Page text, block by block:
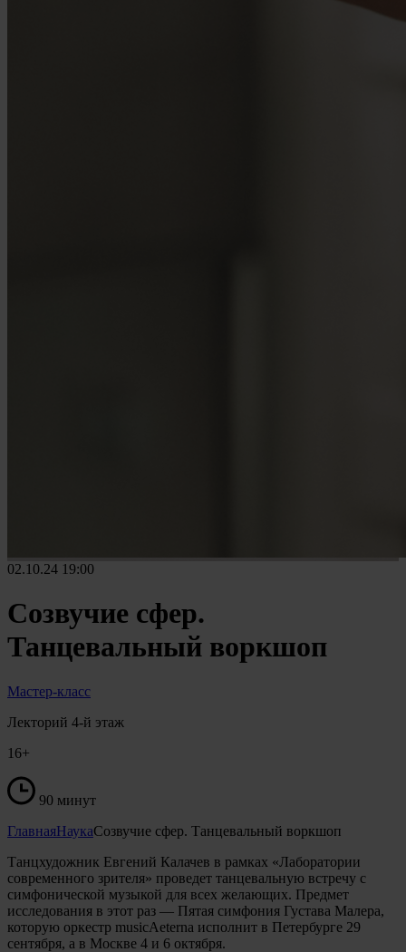
02.10.24 19:00
Созвучие сфер.
Танцевальный воркшоп
Мастер-класс
Лекторий 4-й этаж
16+
90 минут
ГлавнаяНаукаСозвучие сфер. Танцевальный воркшоп
Танцхудожник Евгений Калачев в рамках «Лаборатории
современного зрителя» проведет танцевальную встречу с
симфонической музыкой для всех желающих. Предмет
исследования в этот раз — Пятая симфония Густава Малера,
которую оркестр musicAeterna исполнит в Петербурге 29
сентября, а в Москве 4 и 6 октября.